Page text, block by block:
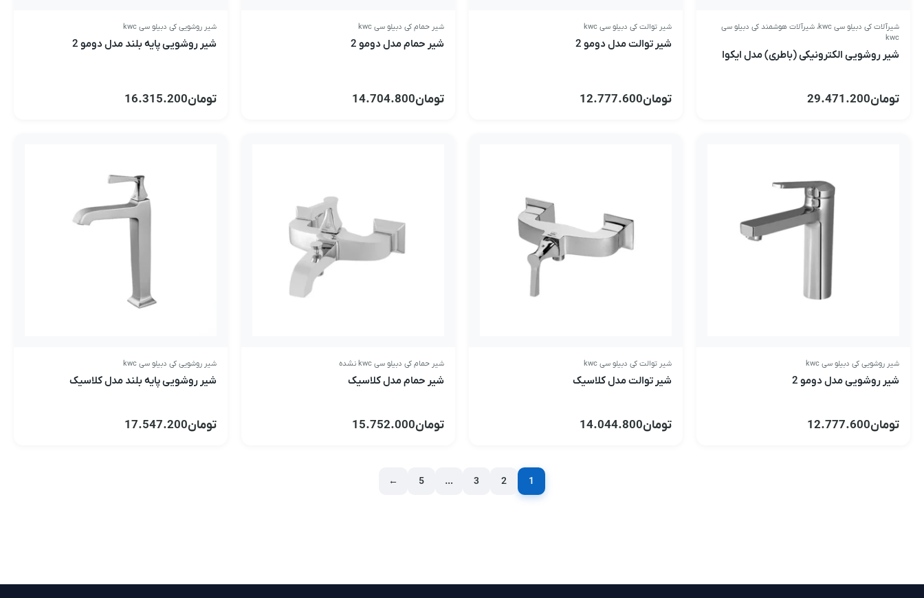
شیرآلات کی دبیلو سی kwc ، شیرآلات هوشمند کی دبیلو سی
kwc
شیر روشویی الکترونیکی (باطری) مدل ایکوا
تومان29.471.200
شیر توالت کی دبیلو سی kwc
شیر توالت مدل دومو 2
تومان12.777.600
شیر حمام کی دبیلو سی kwc
شیر حمام مدل دومو 2
تومان14.704.800
شیر روشویی کی دبیلو سی kwc
شیر روشویی پایه بلند مدل دومو 2
تومان16.315.200
شیر روشویی کی دبیلو سی kwc
شیر روشویی مدل دومو 2
تومان12.777.600
شیر توالت کی دبیلو سی kwc
شیر توالت مدل کلاسیک
تومان14.044.800
شیر حمام کی دبیلو سی kwc نشده
شیر حمام مدل کلاسیک
تومان15.752.000
شیر روشویی کی دبیلو سی kwc
شیر روشویی پایه بلند مدل کلاسیک
تومان17.547.200
1
2
3
…
5
←